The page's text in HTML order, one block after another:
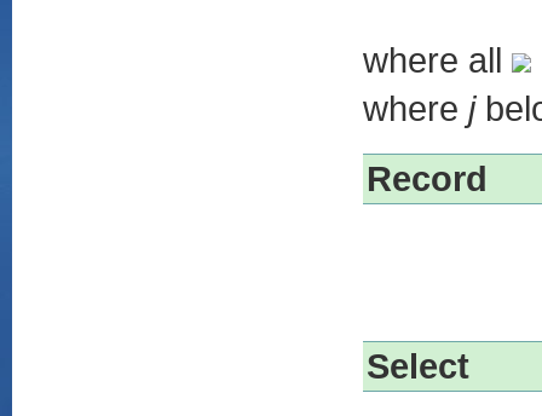
where all
where j
Record
Select